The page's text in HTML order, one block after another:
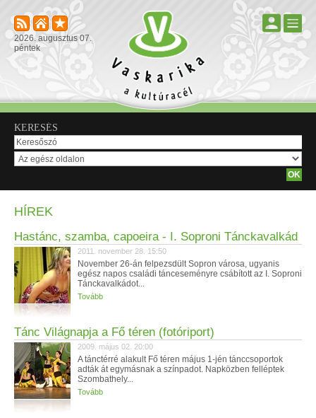
2026. augusztus 07.
péntek
KERESÉS
HÍREK
Hastánc, szamba, capoeira - I. Soproni Tánckavalkád
2011. november 28. 15:50
November 26-án felpezsdült Sopron városa, ugyanis
egész napos családi tánceseményre csábított az I. Soproni
Tánckavalkádot...
Tovább
Tánc Világnapja a Fő téren (fotóriport)
2009. május 02. 20:00
A tánctérré alakult Fő téren május 1-jén tánccsoportok
adták át egymásnak a színpadot. Napközben felléptek
Szombathely...
Tovább